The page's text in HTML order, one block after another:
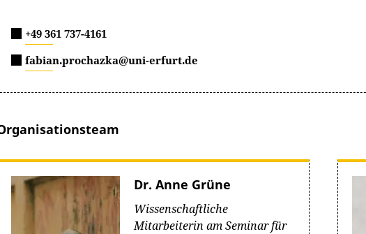
+49 361 737-4161
fabian.prochazka@uni-erfurt.de
Dr. Anne Grüne
Wissenschaftliche
Mitarbeiterin am Seminar für